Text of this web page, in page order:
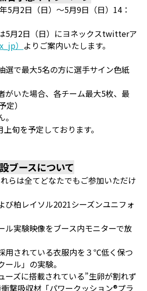
5月2日（日）～5月9日（日）14：
5月2日（日）にヨネックスtwitterア
） よりご案内いたします。
選で最大5名の方に選手サイン色紙
がいた場合、各チーム最大5枚、最
）
旬を予定しております。
ブースについて
らは全てどなたでもご参加いただけ
び柏レイソル2021シーズンユニフォ
ル実験映像をブース内モニターで放
用されている衣服内を３℃低く保つ
ル」の実験。
ーズに搭載されている”生卵が割れず
撃吸収材「パワークッション®プラ